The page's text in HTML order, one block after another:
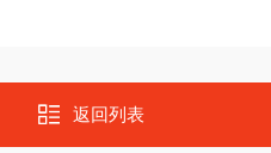
返回列表